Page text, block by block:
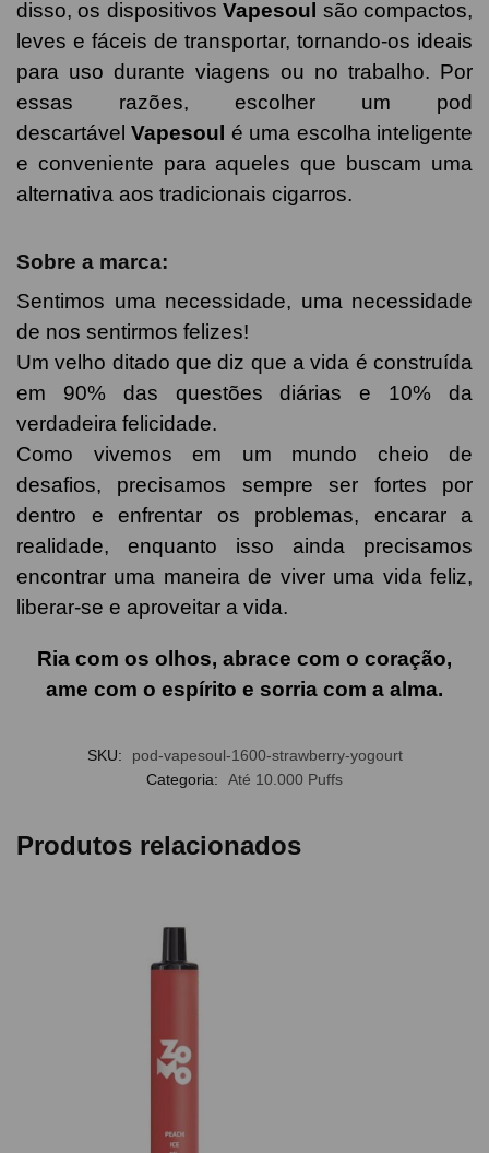
disso, os dispositivosVapesoul são compactos,
leves e fáceis de transportar, tornando-os ideais
para uso durante viagens ou no trabalho. Por
essas razões, escolher um pod
descartávelVapesoul é uma escolha inteligente
e conveniente para aqueles que buscam uma
alternativa aos tradicionais cigarros.
Sobre a marca:
Sentimos uma necessidade, uma necessidade
de nos sentirmos felizes!
Um velho ditado que diz que a vida é construída
em 90% das questões diárias e 10% da
verdadeira felicidade.
Como vivemos em um mundo cheio de
desafios, precisamos sempre ser fortes por
dentro e enfrentar os problemas, encarar a
realidade, enquanto isso ainda precisamos
encontrar uma maneira de viver uma vida feliz,
liberar-se e aproveitar a vida.
Ria com os olhos, abrace com o coração,
ame com o espírito e sorria com a alma.
SKU:
pod-vapesoul-1600-strawberry-yogourt
Categoria:
Até 10.000 Puffs
Produtos relacionados